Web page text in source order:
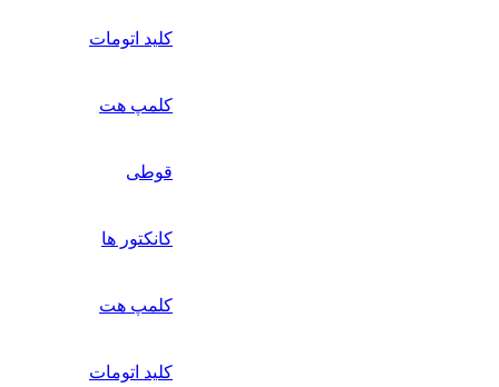
کلید اتومات
کلمپ هت
قوطی
کانکتور ها
کلمپ هت
کلید اتومات